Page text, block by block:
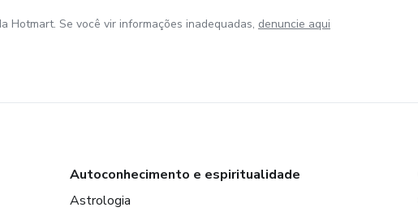
Hotmart. Se você vir informações inadequadas, denuncie aqui
Autoconhecimento e espiritualidade
Astrologia